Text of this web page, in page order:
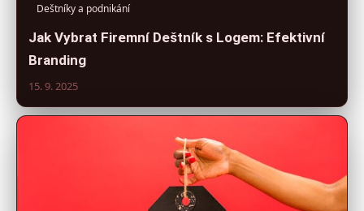
Deštníky a podnikání
Jak Vybrat Firemní Deštník s Logem: Efektivní
Branding
15. 9. 2025